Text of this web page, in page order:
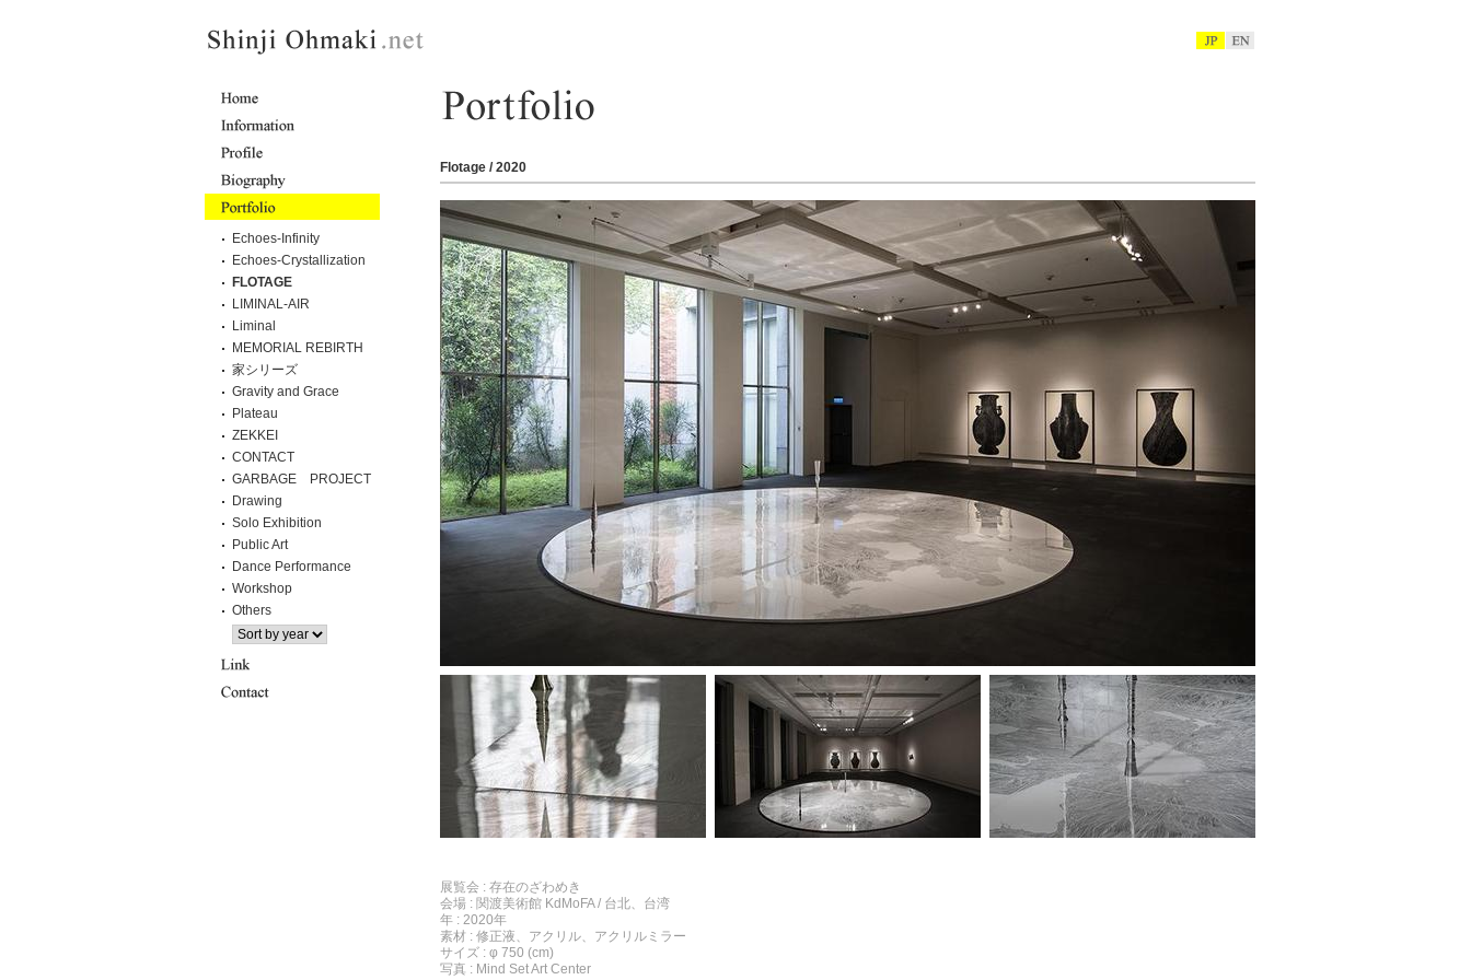
Flotage / 2020
展覧会 : 存在のざわめき
会場 : 関渡美術館 KdMoFA / 台北、台湾
年 : 2020年
素材 : 修正液、アクリル、アクリルミラー
サイズ : φ 750 (cm)
写真 : Mind Set Art Center
Echoes-Infinity
Echoes-Crystallization
FLOTAGE
LIMINAL-AIR
Liminal
MEMORIAL REBIRTH
家シリーズ
Gravity and Grace
Plateau
ZEKKEI
CONTACT
GARBAGE PROJECT
Drawing
Solo Exhibition
Public Art
Dance Performance
Workshop
Others